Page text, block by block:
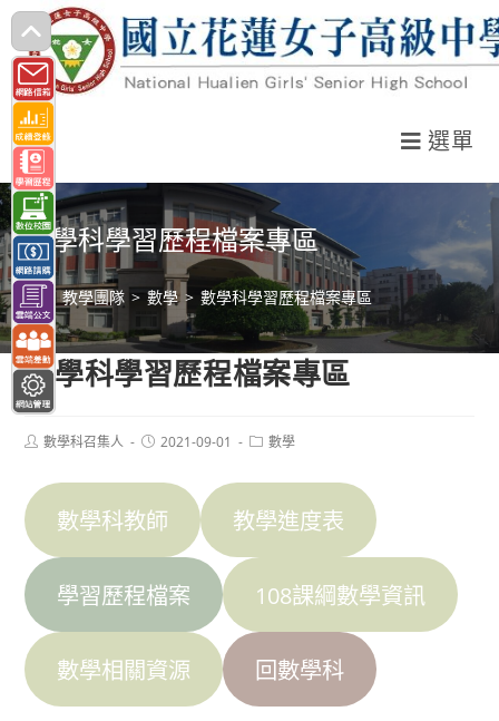
跳
轉
至
主
要
內
容
選單
數學科學習歷程檔案專區
> 教學團隊 > 數學 > 數學科學習歷程檔案專區
數學科學習歷程檔案專區
Post數學科召集人
Post2021-09-01
Post數學
數學科教師 教學進度表
學習歷程檔案 108課綱數學資訊
數學相關資源 回數學科